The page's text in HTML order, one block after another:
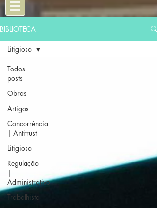
BIBLIOTECA
Todos
posts
Obras
Artigos
Concorrência
| Antitrust
Litigioso
Regulação
|
Administrativo
Trabalhista
Litigioso